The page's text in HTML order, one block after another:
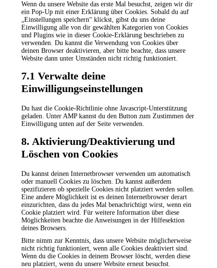
Wenn du unsere Website das erste Mal besuchst, zeigen wir dir
ein Pop-Up mit einer Erklärung über Cookies. Sobald du auf
„Einstellungen speichern“ klickst, gibst du uns deine
Einwilligung alle von dir gewählten Kategorien von Cookies
und Plugins wie in dieser Cookie-Erklärung beschrieben zu
verwenden. Du kannst die Verwendung von Cookies über
deinen Browser deaktivieren, aber bitte beachte, dass unsere
Website dann unter Umständen nicht richtig funktioniert.
7.1 Verwalte deine
Einwilligungseinstellungen
Du hast die Cookie-Richtlinie ohne Javascript-Unterstützung
geladen. Unter AMP kannst du den Button zum Zustimmen der
Einwilligung unten auf der Seite verwenden.
8. Aktivierung/Deaktivierung und
Löschen von Cookies
Du kannst deinen Internetbrowser verwenden um automatisch
oder manuell Cookies zu löschen. Du kannst außerdem
spezifizieren ob spezielle Cookies nicht platziert werden sollen.
Eine andere Möglichkeit ist es deinen Internetbrowser derart
einzurichten, dass du jedes Mal benachrichtigt wirst, wenn ein
Cookie platziert wird. Für weitere Information über diese
Möglichkeiten beachte die Anweisungen in der Hilfesektion
deines Browsers.
Bitte nimm zur Kenntnis, dass unsere Website möglicherweise
nicht richtig funktioniert, wenn alle Cookies deaktiviert sind.
Wenn du die Cookies in deinem Browser löscht, werden diese
neu platziert, wenn du unsere Website erneut besuchst.